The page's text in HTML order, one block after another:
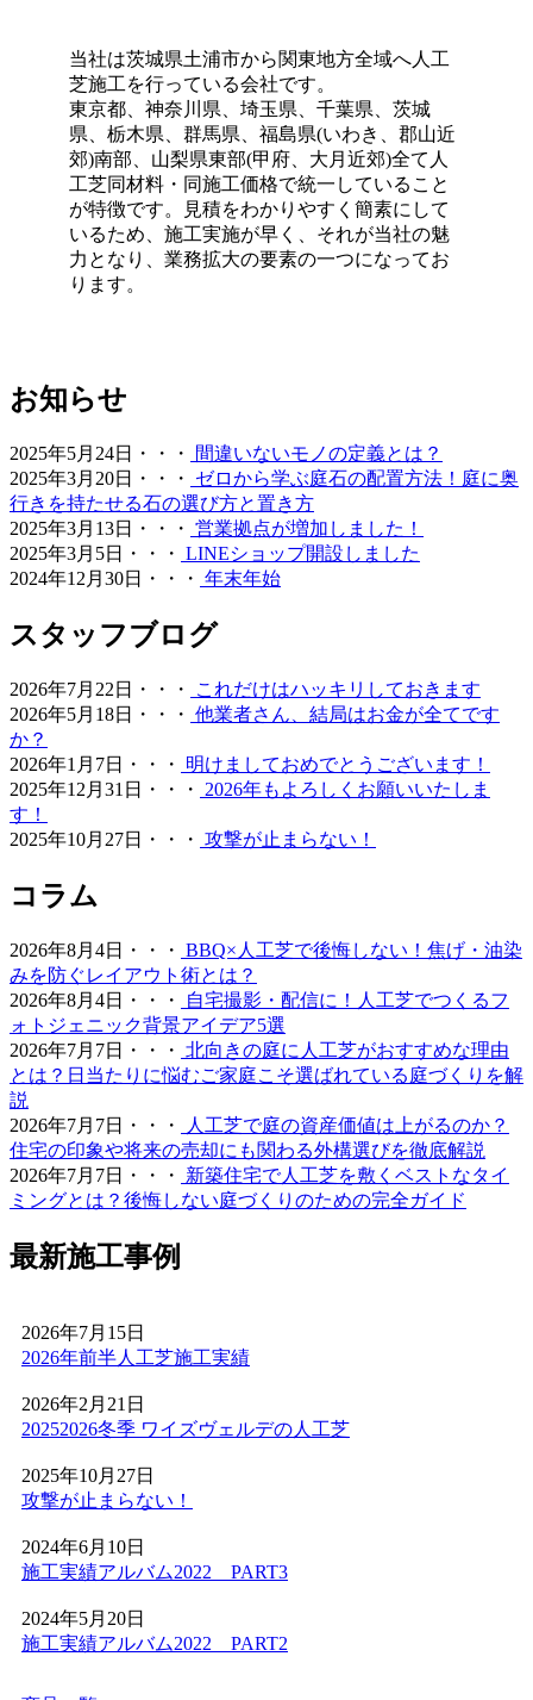
洗いも可能なため、清潔な状態を長く保てます。ただし、
素材の特性上、熱湯を直接かけたり火気を近づけすぎたり
することには注意が必要です。耐熱温度を守ることで、美
しいグリーンを長く愛用していただけます。施工後のアフ
ターケアやお手入れ方法の詳細まで、私たちがトータルで
サポートさせていただきます。安心してアウトドアを楽し
めるお庭作りを実現します。
2026.6.24
人工芝の最大の魅力は、施工後の維持管理が驚くほど楽な
ありません。常に清潔で美しい状態を保つための簡単なコ
ツについても、お引き渡し時に専門スタッフが丁寧にお伝
えしております。忙しい現代人にとって、お庭を「維持す
るための作業場」から「心からくつろげるリラックススペ
ース」へ変えることは、生活の質を大きく向上させます。
管理の負担を減らし、ゆとりある時間をご提案いたしま
す。
2026.6.18
愛犬やペットと暮らすご家庭には、クッション性と清潔さ
を両立した人工芝が非常におすすめです。ベランダや屋
上、お庭の一部に敷くことで、足腰への負担を軽減しつ
つ、雨の日でも手足を汚さずに遊べる専用ドッグランが完
成します。当社の人工芝は高密度で耐久性が高いため、大
型犬が走り回っても簡単にはへたりません。防臭対策や、
排泄物があった際の清掃のしやすさについても、飼い主様
の飼育状況に合わせた最適なプランをご提案させていただ
きます。ペットも家族の一員として、ストレスなく自由に
動き回れる健康的な住環境を一緒に形にしていきましょ
「人工芝はプラスチック感が強くて安っぽい」という古い
イメージをお持ちの方こそ、ぜひ当社の製品を手に取って
みてください。最新のモデルは複数の色を混生させ、葉の
向きやツヤまで計算されており、驚くほど自然な風合いで
す。一度敷けば10年以上にわたり美しい景観を維持でき、
資産価値の維持にも貢献します。お仕事や育児、家事で忙
しく、お庭の手入れに十分な時間を割けない皆様へ、手間
いらずで上質な暮らしをご提案いたします。住宅街でも、
お隣への枯れ葉の飛散を防ぐ対策として人工芝を選ばれる
方が増えています。機能性と美観を両立させましょう。
プロスポーツの現場でも選ばれる信頼の品質が当社の自慢
大規模施設、さらには本格的なテニスコートなど、激しい
動きと高い摩擦が求められる場所にもワイズヴェルデの人
工芝は導入されています。この高い耐久性と、日常的なメ
ンテナンスのしやすさは、広い敷地を管理される法人様や
自治体様からも高く評価されています。摩耗に強く、長期
ーツ施設のリニューアルやフットサルコートの新設もぜひ
ご相談ください。プロ基準の品質を一般のご家庭にもお届
2026.5.28
人工芝の技術革新により、現在では天然芝と見分けがつか
ないほどの美しさとリアルな質感が実現されています。一
年中鮮やかな緑を保てるため、景観を重視する個人宅の主
当社は茨城県土浦市から関東地方全域へ人工
芝施工を行っている会社です。
東京都、神奈川県、埼玉県、千葉県、茨城
県、栃木県、群馬県、福島県(いわき、郡山近
郊)南部、山梨県東部(甲府、大月近郊)全て人
工芝同材料・同施工価格で統一していること
が特徴です。見積をわかりやすく簡素にして
いるため、施工実施が早く、それが当社の魅
力となり、業務拡大の要素の一つになってお
ります。
お知らせ
2025年5月24日・・・
間違いないモノの定義とは？
2025年3月20日・・・
ゼロから学ぶ庭石の配置方法！庭に奥
行きを持たせる石の選び方と置き方
2025年3月13日・・・ 営業拠点が増加しました！
2025年3月5日・・・ LINEショップ開設しました
2024年12月30日・・・ 年末年始
スタッフブログ
2026年7月22日・・・
これだけはハッキリしておきます
2026年5月18日・・・ 他業者さん、結局はお金が全てです
か？
2026年1月7日・・・
明けましておめでとうございます！
2025年12月31日・・・
2026年もよろしくお願いいたしま
す！
2025年10月27日・・・ 攻撃が止まらない！
コラム
2026年8月4日・・・ BBQ×人工芝で後悔しない！焦げ・油染
みを防ぐレイアウト術とは？
2026年8月4日・・・
自宅撮影・配信に！人工芝でつくるフ
ォトジェニック背景アイデア5選
2026年7月7日・・・ 北向きの庭に人工芝がおすすめな理由
とは？日当たりに悩むご家庭こそ選ばれている庭づくりを解
説
2026年7月7日・・・
人工芝で庭の資産価値は上がるのか？
住宅の印象や将来の売却にも関わる外構選びを徹底解説
2026年7月7日・・・
新築住宅で人工芝を敷くベストなタイ
ミングとは？後悔しない庭づくりのための完全ガイド
最新施工事例
2026年7月15日
2026年前半人工芝施工実績
2026年2月21日
20252026冬季 ワイズヴェルデの人工芝
2025年10月27日
攻撃が止まらない！
2024年6月10日
施工実績アルバム2022 PART3
2024年5月20日
施工実績アルバム2022 PART2